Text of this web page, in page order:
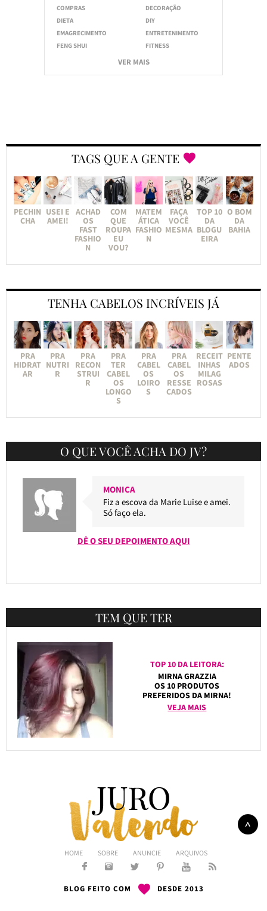
COMPRAS
DECORAÇÃO
DIETA
DIY
EMAGRECIMENTO
ENTRETENIMENTO
FENG SHUI
FITNESS
VER MAIS
TAGS QUE A GENTE
PECHIN
CHA
USEI E
AMEI!
ACHAD
OS
FAST
FASHIO
N
COM
QUE
ROUPA
EU
VOU?
MATEM
ÁTICA
FASHIO
N
FAÇA
VOCÊ
MESMA
TOP 10
DA
BLOGU
EIRA
O BOM
DA
BAHIA
TENHA CABELOS INCRÍVEIS JÁ
PRA
HIDRAT
AR
PRA
NUTRI
R
PRA
RECON
STRUI
R
PRA
TER
CABEL
OS
LONGO
S
PRA
CABEL
OS
LOIRO
S
PRA
CABEL
OS
RESSE
CADOS
RECEIT
INHAS
MILAG
ROSAS
PENTE
ADOS
O QUE VOCÊ ACHA DO JV?
MONICA
Fiz a escova da Marie Luise e amei.
Só faço ela.
DÊ O SEU DEPOIMENTO AQUI
TEM QUE TER
TOP 10 DA LEITORA:
MIRNA GRAZZIA
OS 10 PRODUTOS
PREFERIDOS DA MIRNA!
VEJA MAIS
HOME SOBRE ANUNCIE ARQUIVOS
BLOG FEITO COM DESDE 2013